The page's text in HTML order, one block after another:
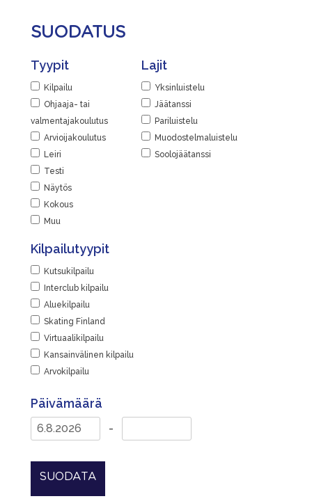
SUODATUS
Tyypit
Kilpailu
Ohjaaja- tai
valmentajakoulutus
Arvioijakoulutus
Leiri
Testi
Näytös
Kokous
Muu
Lajit
Yksinluistelu
Jäätanssi
Pariluistelu
Muodostelmaluistelu
Soolojäätanssi
Kilpailutyypit
Kutsukilpailu
Interclub kilpailu
Aluekilpailu
Skating Finland
Virtuaalikilpailu
Kansainvälinen kilpailu
Arvokilpailu
Päivämäärä
-
SUODATA